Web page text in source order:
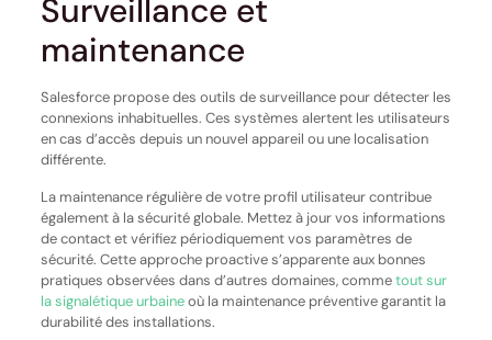
Surveillance et
maintenance
Salesforce propose des outils de surveillance pour détecter les
connexions inhabituelles. Ces systèmes alertent les utilisateurs
en cas d’accès depuis un nouvel appareil ou une localisation
différente.
La maintenance régulière de votre profil utilisateur contribue
également à la sécurité globale. Mettez à jour vos informations
de contact et vérifiez périodiquement vos paramètres de
sécurité. Cette approche proactive s’apparente aux bonnes
pratiques observées dans d’autres domaines, commetout sur
la signalétique urbaineoù la maintenance préventive garantit la
durabilité des installations.